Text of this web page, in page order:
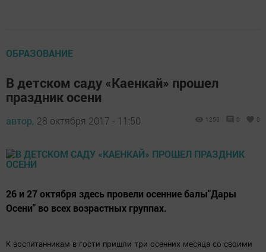
ОБРАЗОВАНИЕ
В детском саду «Каенкай» прошел
праздник осени
автор, 28 октября 2017 - 11:50 1259 0 0
26 и 27 октября здесь провели осенние балы"Дары
Осени" во всех возрастных группах.
К воспитанникам в гости пришли три осенних месяца со своими